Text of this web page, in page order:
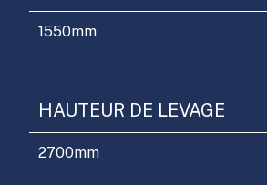
1550mm
HAUTEUR DE LEVAGE
2700mm